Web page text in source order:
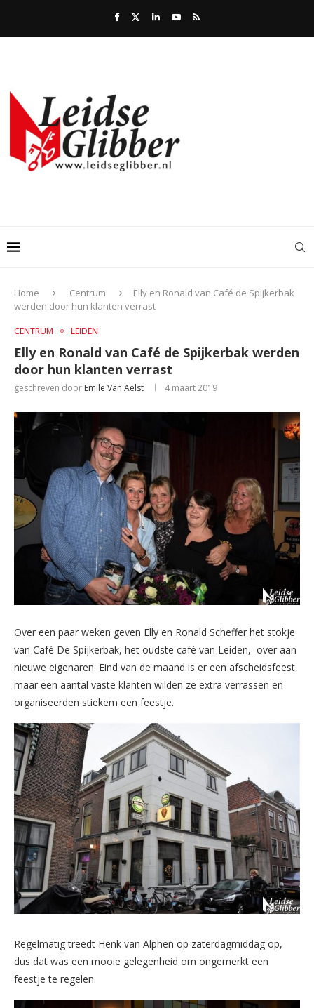
Home Centrum
Elly en Ronald van Café de Spijkerbak
werden door hun klanten verrast
CENTRUM LEIDEN
Elly en Ronald van Café de Spijkerbak werden
door hun klanten verrast
geschreven door Emile Van Aelst 4 maart 2019
Over een paar weken geven Elly en Ronald Scheffer het stokje
van Café De Spijkerbak, het oudste café van Leiden, over aan
nieuwe eigenaren. Eind van de maand is er een afscheidsfeest,
maar een aantal vaste klanten wilden ze extra verrassen en
organiseerden stiekem een feestje.
Regelmatig treedt Henk van Alphen op zaterdagmiddag op,
dus dat was een mooie gelegenheid om ongemerkt een
feestje te regelen.